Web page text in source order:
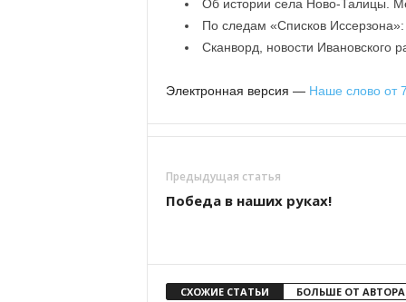
Об истории села Ново-Талицы.
По следам «Списков
Сканворд, новости Ивановского
Электронная версия — Наше слово от
Предыдущая статья
Победа в наших руках!
СХОЖИЕ СТАТЬИ БОЛЬШЕ ОТ АВТОРА